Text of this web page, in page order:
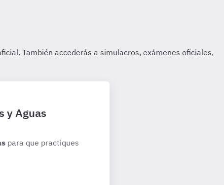
y Aguas
para que practiques